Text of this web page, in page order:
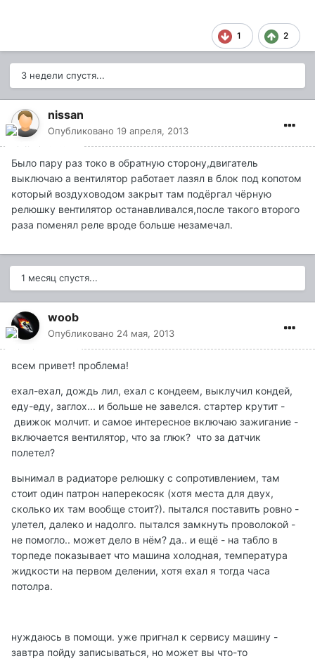
1 2
3 недели спустя...
nissan
Опубликовано 19 апреля, 2013
Было пару раз токо в обратную сторону,двигатель
выключаю а вентилятор работает лазял в блок под копотом
который воздуховодом закрыт там подёргал чёрную
релюшку вентилятор останавливался,после такого второго
раза поменял реле вроде больше незамечал.
1 месяц спустя...
woob
Опубликовано 24 мая, 2013
всем привет! проблема!
ехал-ехал, дождь лил, ехал с кондеем, выклучил кондей,
еду-еду, заглох... и больше не завелся. стартер крутит -
движок молчит. и самое интересное включаю зажигание -
включается вентилятор, что за глюк? что за датчик
полетел?
вынимал в радиаторе релюшку с сопротивлением, там
стоит один патрон наперекосяк (хотя места для двух,
сколько их там вообще стоит?). пытался поставить ровно -
улетел, далеко и надолго. пытался замкнуть проволокой -
не помогло.. может дело в нём? да.. и ещё - на табло в
торпеде показывает что машина холодная, температура
жидкости на первом делении, хотя ехал я тогда часа
потолра.
нуждаюсь в помощи. уже пригнал к сервису машину -
завтра пойду записываться, но может вы что-то